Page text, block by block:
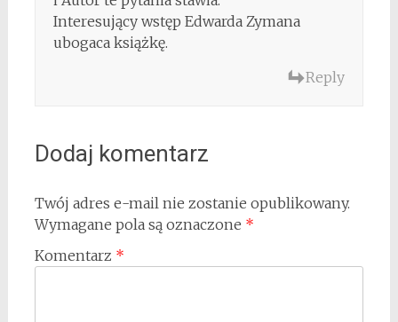
Interesujący wstęp Edwarda Zymana
ubogaca książkę.
Reply
Dodaj komentarz
Twój adres e-mail nie zostanie opublikowany.
Wymagane pola są oznaczone *
Komentarz *